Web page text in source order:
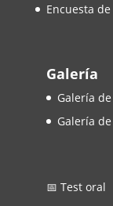
Encuesta
Galería
Galería de
Galería
📅 Test oral